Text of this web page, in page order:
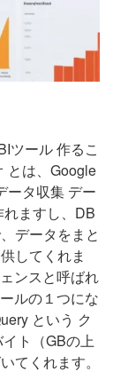
ツール 作るこ
とは、Google
ータ収集 デー
ますし、DB
データをまと
してくれま
ンスと呼ばれ
ルの１つにな
という ク
ト（GBの上
てくれます。